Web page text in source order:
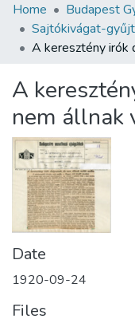
Communities &
All of DSpace
Home Budapest
Sajtókivágat-
A
nem állnak
Date
1920-09-24
Files